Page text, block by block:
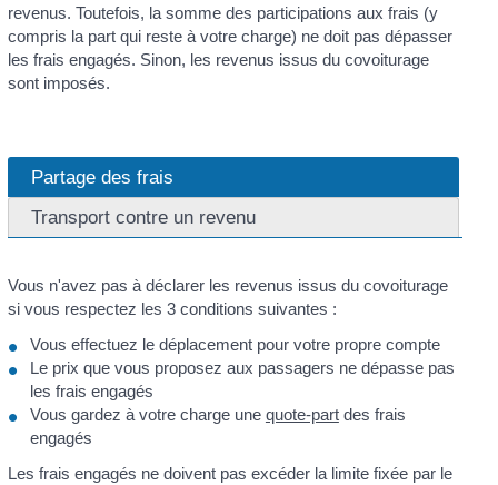
revenus. Toutefois, la somme des participations aux frais (y
compris la part qui reste à votre charge) ne doit pas dépasser
les frais engagés. Sinon, les revenus issus du covoiturage
sont imposés.
Partage des frais
Transport contre un revenu
Vous n'avez pas à déclarer les revenus issus du covoiturage
si vous respectez les 3 conditions suivantes :
Vous effectuez le déplacement pour votre propre compte
Le prix que vous proposez aux passagers ne dépasse pas
les frais engagés
Vous gardez à votre charge une quote-partdes frais
engagés
Les frais engagés ne doivent pas excéder la limite fixée par le